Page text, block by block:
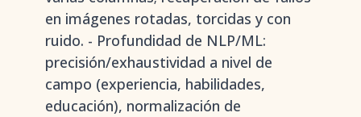
en imágenes rotadas, torcidas y con
ruido. - Profundidad de NLP/ML:
precisión/exhaustividad a nivel de
campo (experiencia, habilidades,
educación), normalización de